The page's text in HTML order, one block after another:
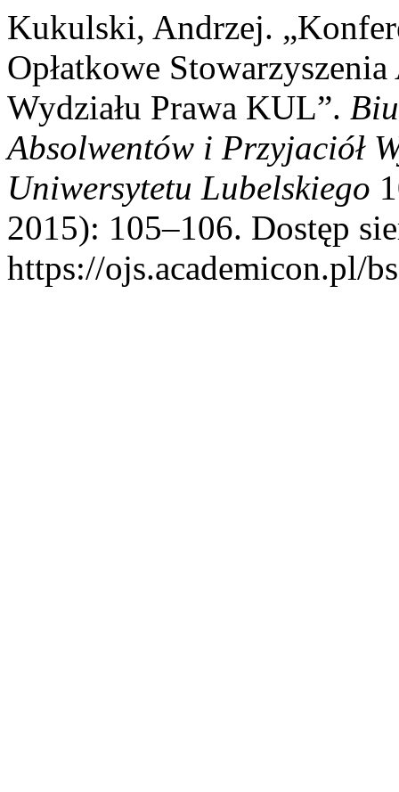
Kukulski, Andrzej.
Opłatkowe
Wydziału Prawa KUL”.
Absolwentów i Przyjaciół
Uniwersytetu Lubelskiego
2015): 105–106. Dostęp
https://ojs.academicon.pl/